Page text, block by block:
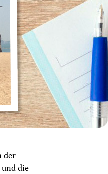
der
die